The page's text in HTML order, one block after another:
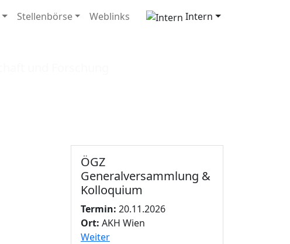
Stellenbörse Weblinks Intern
ÖGZ
Generalversammlung &
Kolloquium
Termin: 20.11.2026
Ort: AKH Wien
Weiter